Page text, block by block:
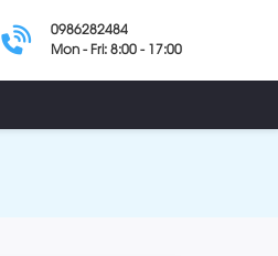
0986282484
Mon - Fri: 8:00 - 17:00